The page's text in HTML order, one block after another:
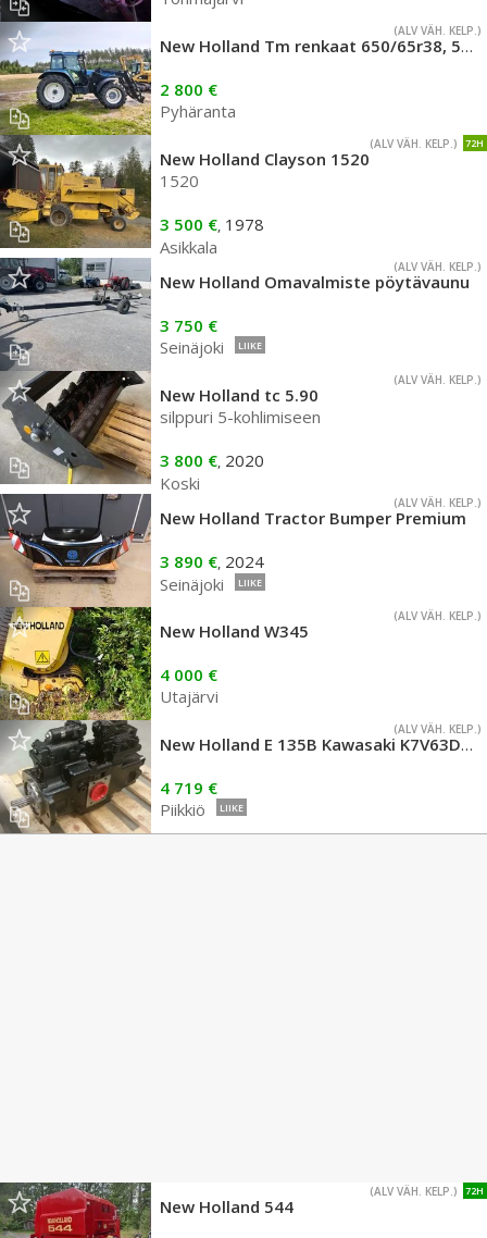
(ALV VÄH. KELP.)
New Holland Tm renkaat 650/65r38, 540/65r28
2 800 €
Pyhäranta
72H
(ALV VÄH. KELP.)
New Holland Clayson 1520
1520
3 500 €, 1978
Asikkala
(ALV VÄH. KELP.)
New Holland Omavalmiste pöytävaunu
3 750 €
Seinäjoki
LIIKE
(ALV VÄH. KELP.)
New Holland tc 5.90
silppuri 5-kohlimiseen
3 800 €, 2020
Koski
(ALV VÄH. KELP.)
New Holland Tractor Bumper Premium
3 890 €, 2024
Seinäjoki
LIIKE
(ALV VÄH. KELP.)
New Holland W345
4 000 €
Utajärvi
(ALV VÄH. KELP.)
New Holland E 135B Kawasaki K7V63DTP
4 719 €
Piikkiö
LIIKE
72H
(ALV VÄH. KELP.)
New Holland 544